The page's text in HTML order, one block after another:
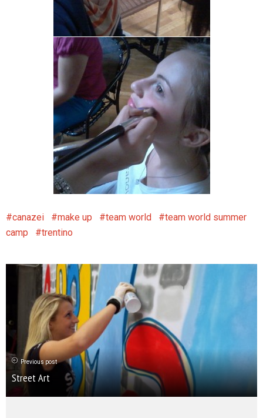
canazei make up team world
team world summer
camp
trentino
Previous post
Street Art